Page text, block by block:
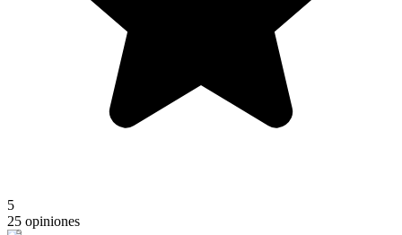
5
25 opiniones